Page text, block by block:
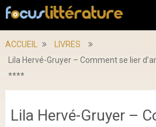
ACCUEIL
LIVRES
Lila Hervé-Gruyer – Comment se lier
****
Lila Hervé-Gruyer –